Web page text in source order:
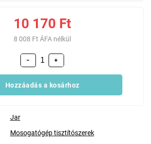
10 170 Ft
8 008 Ft ÁFA nélkül
+
−
Hozzáadás a kosárhoz
Mosogatógép tisztítószerek
Jar